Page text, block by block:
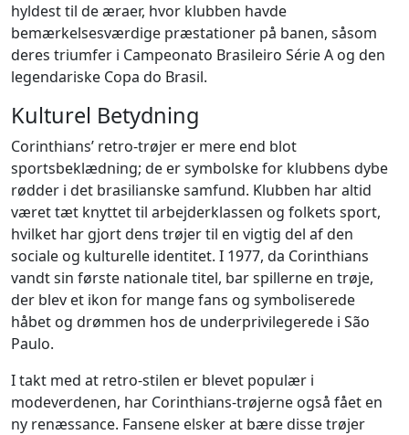
hyldest til de æraer, hvor klubben havde
bemærkelsesværdige præstationer på banen, såsom
deres triumfer i Campeonato Brasileiro Série A og den
legendariske Copa do Brasil.
Kulturel Betydning
Corinthians’ retro-trøjer er mere end blot
sportsbeklædning; de er symbolske for klubbens dybe
rødder i det brasilianske samfund. Klubben har altid
været tæt knyttet til arbejderklassen og folkets sport,
hvilket har gjort dens trøjer til en vigtig del af den
sociale og kulturelle identitet. I 1977, da Corinthians
vandt sin første nationale titel, bar spillerne en trøje,
der blev et ikon for mange fans og symboliserede
håbet og drømmen hos de underprivilegerede i São
Paulo.
I takt med at retro-stilen er blevet populær i
modeverdenen, har Corinthians-trøjerne også fået en
ny renæssance. Fansene elsker at bære disse trøjer